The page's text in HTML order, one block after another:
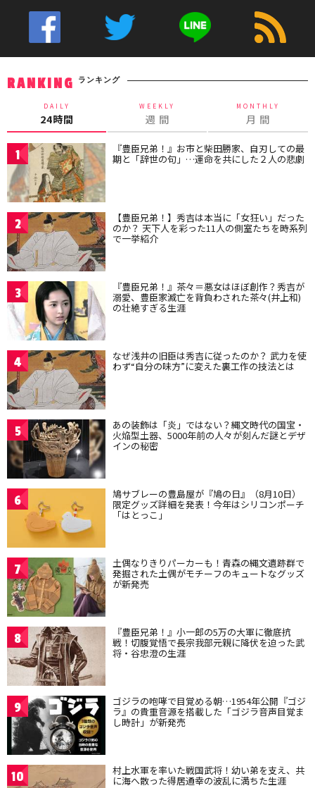
RANKING ランキング
DAILY
24時間
WEEKLY
週 間
MONTHLY
月 間
1 『豊臣兄弟！』お市と柴田勝家、自刃しての最
期と「辞世の句」…運命を共にした２人の悲劇
2 【豊臣兄弟！】秀吉は本当に「女狂い」だった
のか？ 天下人を彩った11人の側室たちを時系列
で一挙紹介
3 『豊臣兄弟！』茶々＝悪女はほぼ創作？秀吉が
溺愛、豊臣家滅亡を背負わされた茶々(井上和)
の壮絶すぎる生涯
4 なぜ浅井の旧臣は秀吉に従ったのか？ 武力を使
わず“自分の味方”に変えた裏工作の技法とは
5 あの装飾は「炎」ではない？縄文時代の国宝・
火焔型土器、5000年前の人々が刻んだ謎とデザ
インの秘密
6 鳩サブレーの豊島屋が『鳩の日』（8月10日）
限定グッズ詳細を発表！今年はシリコンポーチ
「はとっこ」
7 土偶なりきりパーカーも！青森の縄文遺跡群で
発掘された土偶がモチーフのキュートなグッズ
が新発売
8 『豊臣兄弟！』小一郎の5万の大軍に徹底抗
戦！切腹覚悟で長宗我部元親に降伏を迫った武
将・谷忠澄の生涯
9 ゴジラの咆哮で目覚める朝…1954年公開『ゴジ
ラ』の貴重音源を搭載した「ゴジラ音声目覚ま
し時計」が新発売
10 村上水軍を率いた戦国武将！幼い弟を支え、共
に海へ散った得居通幸の波乱に満ちた生涯